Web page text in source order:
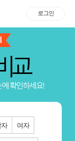
로그인
교
확인하세요!
자 여자